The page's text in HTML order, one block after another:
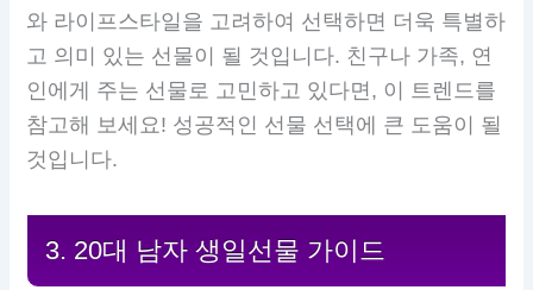
와 라이프스타일을 고려하여 선택하면 더욱 특별하
고 의미 있는 선물이 될 것입니다. 친구나 가족, 연
인에게 주는 선물로 고민하고 있다면, 이 트렌드를
참고해 보세요! 성공적인 선물 선택에 큰 도움이 될
것입니다.
3. 20대 남자 생일선물 가이드